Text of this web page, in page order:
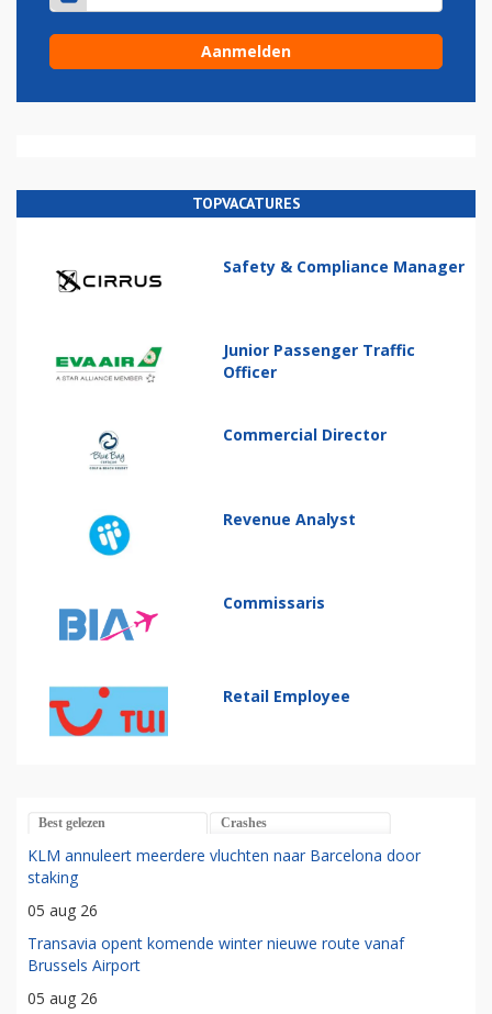
TOPVACATURES
Safety & Compliance Manager
Junior Passenger Traffic
Officer
Commercial Director
Revenue Analyst
Commissaris
Retail Employee
Best gelezen Crashes
KLM annuleert meerdere vluchten naar Barcelona door
staking
05 aug 26
Transavia opent komende winter nieuwe route vanaf
Brussels Airport
05 aug 26